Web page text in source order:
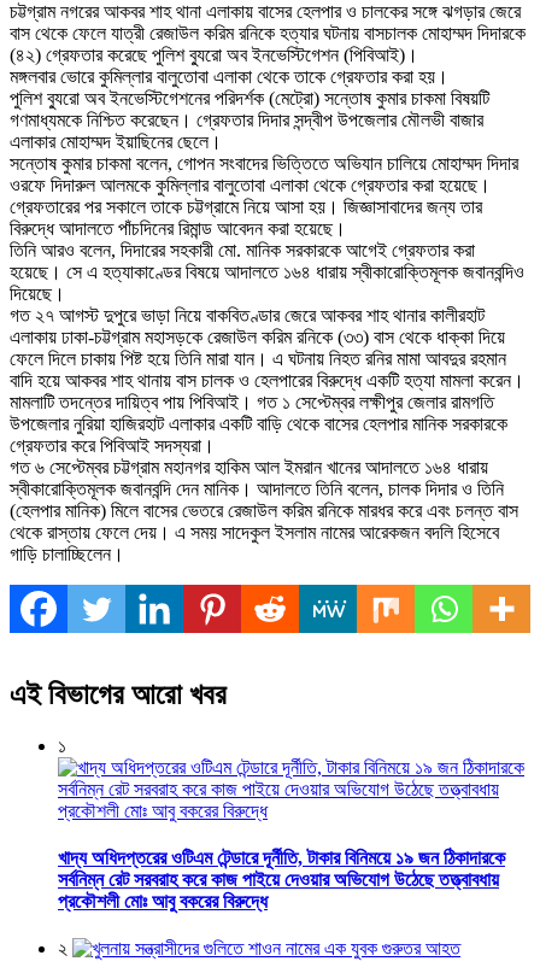
চট্টগ্রাম নগরের আকবর শাহ থানা এলাকায় বাসের হেলপার ও চালকের সঙ্গে ঝগড়ার জেরে
বাস থেকে ফেলে যাত্রী রেজাউল করিম রনিকে হত্যার ঘটনায় বাসচালক মোহাম্মদ দিদারকে
(৪২) গ্রেফতার করেছে পুলিশ ব্যুরো অব ইনভেস্টিগেশন (পিবিআই)।
মঙ্গলবার ভোরে কুমিল্লার বালুতোবা এলাকা থেকে তাকে গ্রেফতার করা হয়।
পুলিশ ব্যুরো অব ইনভেস্টিগেশনের পরিদর্শক (মেট্রো) সন্তোষ কুমার চাকমা বিষয়টি
গণমাধ্যমকে নিশ্চিত করেছেন। গ্রেফতার দিদার সন্দ্বীপ উপজেলার মৌলভী বাজার
এলাকার মোহাম্মদ ইয়াছিনের ছেলে।
সন্তোষ কুমার চাকমা বলেন, গোপন সংবাদের ভিত্তিতে অভিযান চালিয়ে মোহাম্মদ দিদার
ওরফে দিদারুল আলমকে কুমিল্লার বালুতোবা এলাকা থেকে গ্রেফতার করা হয়েছে।
গ্রেফতারের পর সকালে তাকে চট্টগ্রামে নিয়ে আসা হয়। জিজ্ঞাসাবাদের জন্য তার
বিরুদ্ধে আদালতে পাঁচদিনের রিমান্ড আবেদন করা হয়েছে।
তিনি আরও বলেন, দিদারের সহকারী মো. মানিক সরকারকে আগেই গ্রেফতার করা
হয়েছে। সে এ হত্যাকাণ্ডের বিষয়ে আদালতে ১৬৪ ধারায় স্বীকারোক্তিমূলক জবানবন্দিও
দিয়েছে।
গত ২৭ আগস্ট দুপুরে ভাড়া নিয়ে বাকবিতণ্ডার জেরে আকবর শাহ থানার কালীরহাট
এলাকায় ঢাকা-চট্টগ্রাম মহাসড়কে রেজাউল করিম রনিকে (৩৩) বাস থেকে ধাক্কা দিয়ে
ফেলে দিলে চাকায় পিষ্ট হয়ে তিনি মারা যান। এ ঘটনায় নিহত রনির মামা আবদুর রহমান
বাদি হয়ে আকবর শাহ থানায় বাস চালক ও হেলপারের বিরুদ্ধে একটি হত্যা মামলা করেন।
মামলাটি তদন্তের দায়িত্ব পায় পিবিআই। গত ১ সেপ্টেম্বর লক্ষীপুর জেলার রামগতি
উপজেলার নুরিয়া হাজিরহাট এলাকার একটি বাড়ি থেকে বাসের হেলপার মানিক সরকারকে
গ্রেফতার করে পিবিআই সদস্যরা।
গত ৬ সেপ্টেম্বর চট্টগ্রাম মহানগর হাকিম আল ইমরান খানের আদালতে ১৬৪ ধারায়
স্বীকারোক্তিমূলক জবানবন্দি দেন মানিক। আদালতে তিনি বলেন, চালক দিদার ও তিনি
(হেলপার মানিক) মিলে বাসের ভেতরে রেজাউল করিম রনিকে মারধর করে এবং চলন্ত বাস
থেকে রাস্তায় ফেলে দেয়। এ সময় সাদেকুল ইসলাম নামের আরেকজন বদলি হিসেবে
গাড়ি চালাচ্ছিলেন।
এই বিভাগের আরো খবর
১
খাদ্য অধিদপ্তরের ওটিএম টেন্ডারে দূর্নীতি, টাকার বিনিময়ে ১৯ জন ঠিকাদারকে
সর্বনিম্ন রেট সরবরাহ করে কাজ পাইয়ে দেওয়ার অভিযোগ উঠেছে তত্ত্বাবধায়
প্রকৌশলী মোঃ আবু বকরের বিরুদ্ধে
২